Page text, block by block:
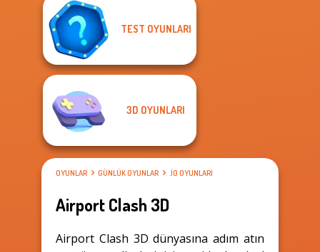
TEST OYUNLARI
3D OYUNLARI
OYUNLAR GÜNLÜK OYUNLAR .IO OYUNLARI
Airport Clash 3D
Airport Clash 3D dünyasına adım atın